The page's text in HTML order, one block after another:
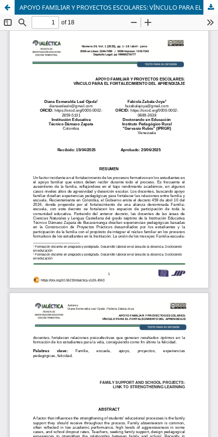
APOYO FAMILIAR Y PROYECTOS ESCOLARES: VÍNCULO PARA EL FORTALECIMIENTO DEL APRENDIZAJE